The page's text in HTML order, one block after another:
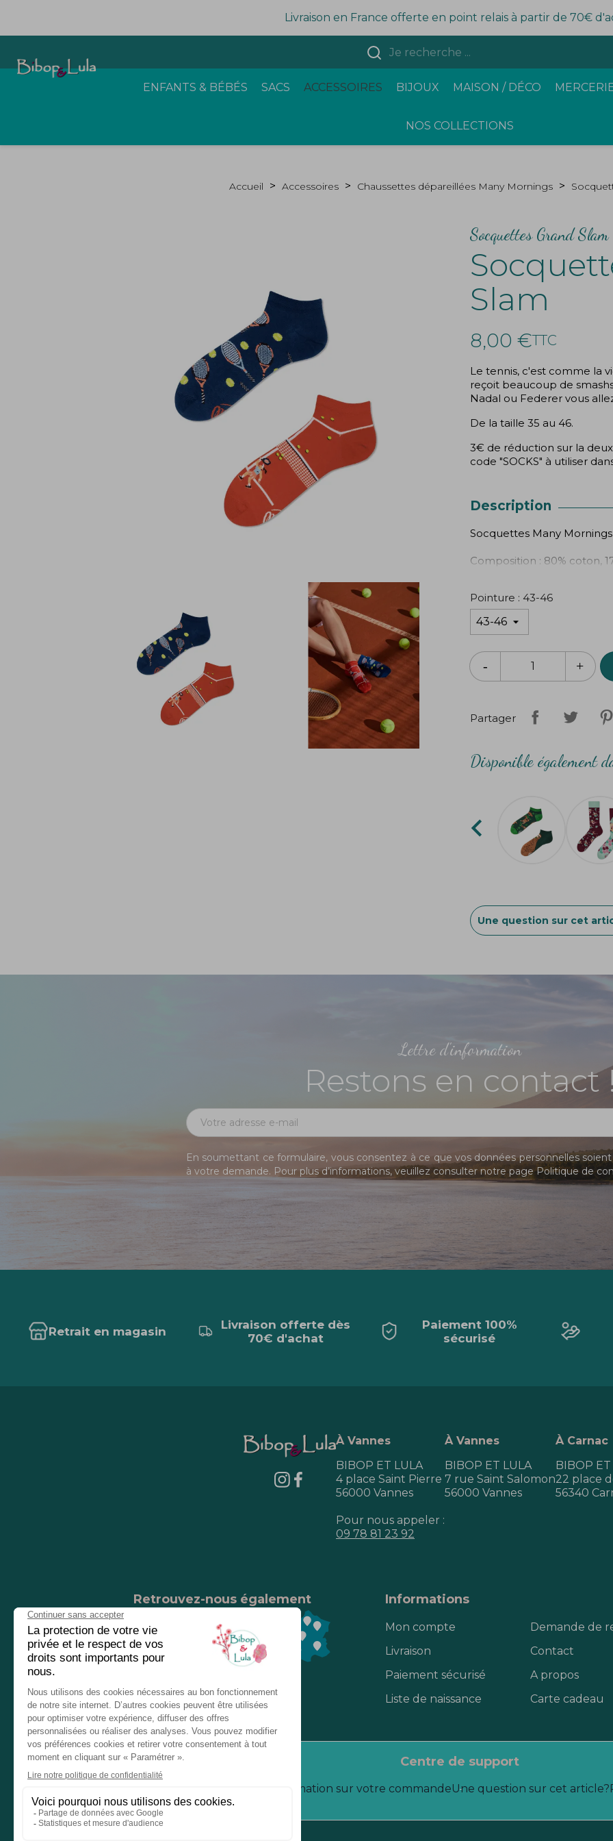
Livraison en France offerte en point relais à partir de 70€
ENFANTS & BÉBÉS SACS ACCESSOIRES BIJOUX MAISON / DÉCO
NOS COLLECTIONS
Accueil Accessoires Chaussettes dépareillées Many Mornings
Socquettes Grand Slam
Slam
8,00 €TTC
Le tennis, c'est comme la
reçoit beaucoup de
Nadal ou Federer vous
De la taille 35 au 46.
3€ de réduction sur la
code "SOCKS" à utiliser
Description
Socquettes Many Mornings
Composition : 80% coton,
Pointure : 43-46
Partager
Disponible également

Une question sur cet
Lettre d'information
Restons en contact !
En soumettant ce formulaire, vous consentez à ce que vos données personnelles
à votre demande. Pour plus d’informations, veuillez consulter notre pagePolitique de
Retrait en magasin
Livraison offerte dès
70€ d'achat
Paiement 100%
sécurisé
À Vannes
BIBOP ET LULA
4 place Saint Pierre
56000 Vannes
Pour nous appeler :
09 78 81 23 92
À Vannes
BIBOP ET LULA
7 rue Saint Salomon
56000 Vannes
À Carnac
BIBOP ET
22 place
56340
Retrouvez-nous également
Nos magasins
Chez nos revendeurs
Informations
Mon compte
Livraison
Paiement sécurisé
Liste de naissance
Demande de
Contact
A propos
Carte cadeau
centre de support
Information sur votre commandeUne question sur cet article?